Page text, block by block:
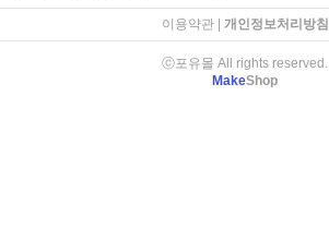
이용약관| 개인정보처리방침
ⓒ포유몰 All rights reserved.
MakeShop